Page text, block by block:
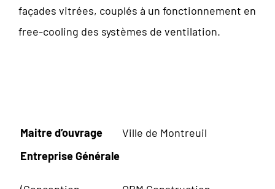
façades vitrées, couplés à un fonctionnement en
free-cooling des systèmes de ventilation.
Maitre d’ouvrage
Ville de Montreuil
Entreprise Générale